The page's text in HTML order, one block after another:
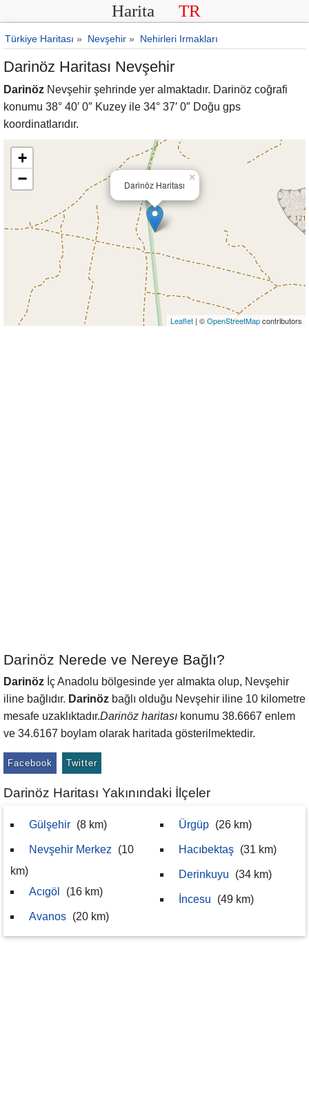
Harita TR
Türkiye Haritası » Nevşehir » Nehirleri Irmakları
Darinöz Haritası Nevşehir
Darinöz Nevşehir şehrinde yer almaktadır. Darinöz coğrafi
konumu 38° 40′ 0″ Kuzey ile 34° 37′ 0″ Doğu gps
koordinatlarıdır.
Darinöz Haritası
×
+
−
Leaflet | ©OpenStreetMapcontributors
Darinöz Nerede ve Nereye Bağlı?
Darinöz İç Anadolu bölgesinde yer almakta olup, Nevşehir
iline bağlıdır. Darinöz bağlı olduğu Nevşehir iline 10 kilometre
mesafe uzaklıktadır.Darinöz haritası konumu 38.6667 enlem
ve 34.6167 boylam olarak haritada gösterilmektedir.
Facebook Twitter
Darinöz Haritası Yakınındaki İlçeler
Gülşehir (8 km)
Nevşehir Merkez
(10
km)
Acıgöl
(16 km)
Avanos (20 km)
Ürgüp (26 km)
Hacıbektaş (31 km)
Derinkuyu (34 km)
İncesu (49 km)